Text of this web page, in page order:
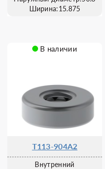
Ширина:15.875
В наличии
T113-904A2
Внутренний